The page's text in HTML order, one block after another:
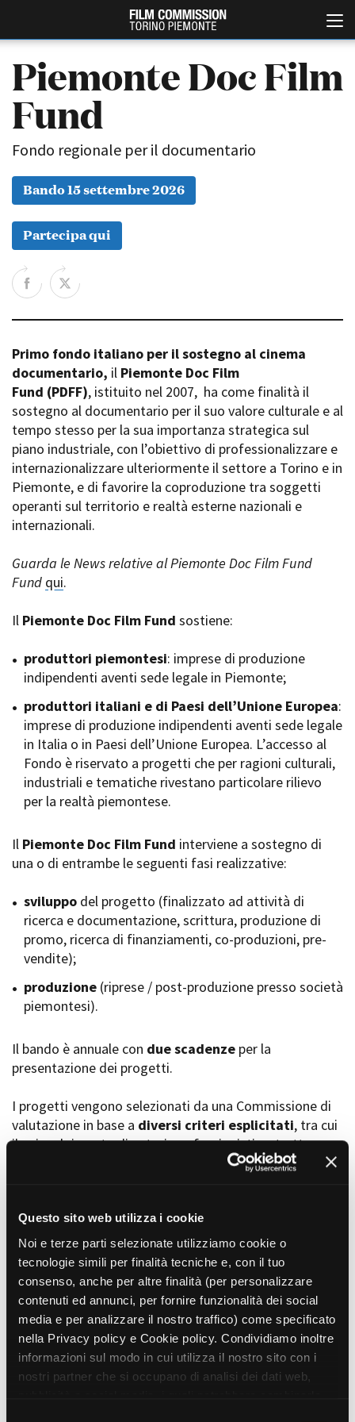
Questo sito web utilizza i cookie
Noi e terze parti selezionate utilizziamo cookie o
tecnologie simili per finalità tecniche e, con il tuo
consenso, anche per altre finalità (per personalizzare
contenuti ed annunci, per fornire funzionalità dei social
media e per analizzare il nostro traffico) come specificato
nella Privacy policy e Cookie policy. Condividiamo inoltre
informazioni sul modo in cui utilizza il nostro sito con i
nostri partner che si occupano di analisi dei dati web,
Chi siamo
Storia della Fondazione
Partner
Rete regionale
Bilancio sociale
Amministrazione
trasparente
Bandi e gare
Sostenibilità ambientale
SERVIZI
Servizi generali
Spazi nella sede FCTP
Sala Casting
Sala Paolo Tenna
Piemonte Film Tv Fund
Piemonte Film Tv
Development Fund
Piemonte Doc Film Fund
Short Film Fund
PRODUCTION GUIDE
Società di produzione
Strutture di servizio
Attrici-Attori
Beginners
LOCATION GUIDE
FILM DATABASE
BOOK DATABASE
NEWS
CASTING
Guarda che storia!
La Grazia - Immagini e
location della Torino di Paolo
Sorrentino
Open Day
Ciak in TOur!
FESTIVAL, MARKETS,
AWARDS
International Film Festival
Festival de Cannes
Locarno Film Festival
Cinematografica Venezia
Toronto International Film
Festa del Cinema di Roma
Torino Film Festival
David di Donatello
Nastri d’Argento
Premio Solinas
Location - Accedi al tuo
profilo
Newsletter
Lavora con noi
Stage - Tirocini - Scuola e
Lavoro
per affidamento lavori in
economia
Amministrazione trasparente
Bandi e gare
Whistleblowing
Piemonte Doc Film
Fund
Fondo regionale per il documentario
Bando 15 settembre 2026
Partecipa qui
Primo fondo italiano per il sostegno al cinema
documentario, il Piemonte Doc Film
Fund (PDFF), istituito nel 2007, ha come finalità il
sostegno al documentario per il suo valore culturale e al
tempo stesso per la sua importanza strategica sul
piano industriale, con l’obiettivo di professionalizzare e
internazionalizzare ulteriormente il settore a Torino e in
Piemonte, e di favorire la coproduzione tra soggetti
operanti sul territorio e realtà esterne nazionali e
internazionali.
Guarda le News relative al Piemonte Doc Film Fund
Fund qui.
Il Piemonte Doc Film Fund sostiene:
produttori piemontesi: imprese di produzione
indipendenti aventi sede legale in Piemonte;
produttori italiani e di Paesi dell’Unione Europea:
imprese di produzione indipendenti aventi sede legale
in Italia o in Paesi dell’Unione Europea. L’accesso al
Fondo è riservato a progetti che per ragioni culturali,
industriali e tematiche rivestano particolare rilievo
per la realtà piemontese.
Il Piemonte Doc Film Fund interviene a sostegno di
una o di entrambe le seguenti fasi realizzative:
sviluppo del progetto (finalizzato ad attività di
ricerca e documentazione, scrittura, produzione di
promo, ricerca di finanziamenti, co-produzioni, pre-
vendite);
produzione (riprese / post-produzione presso società
piemontesi).
Il bando è annuale con due scadenze per la
presentazione dei progetti.
I progetti vengono selezionati da una Commissione di
valutazione in base a diversi criteri esplicitati, tra cui
il coinvolgimento di autori, professionisti e strutture
torinesi e piemontesi, i co-finanziamenti e l’effettiva
diffusione attraverso molteplici canali (proiezioni in sala,
canali televisivi, homevideo, piattaforme web...).
Progetti in progress
Vedi 105 progetti in progress